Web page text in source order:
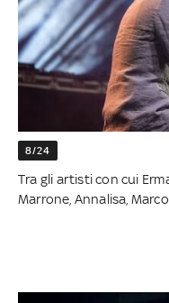
8/24
Tra gli artisti con cui
Marrone, Annalisa,